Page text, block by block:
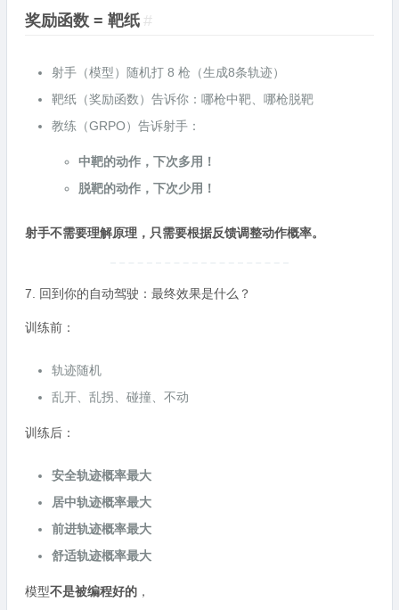
奖励函数 = 靶纸 #
射手（模型）随机打 8 枪（生成8条轨迹）
靶纸（奖励函数）告诉你：哪枪中靶、哪枪脱靶
教练（GRPO）告诉射手：
中靶的动作，下次多用！
脱靶的动作，下次少用！
射手不需要理解原理，只需要根据反馈调整动作概率。
7. 回到你的自动驾驶：最终效果是什么？
训练前：
轨迹随机
乱开、乱拐、碰撞、不动
训练后：
安全轨迹概率最大
居中轨迹概率最大
前进轨迹概率最大
舒适轨迹概率最大
模型不是被编程好的 ，